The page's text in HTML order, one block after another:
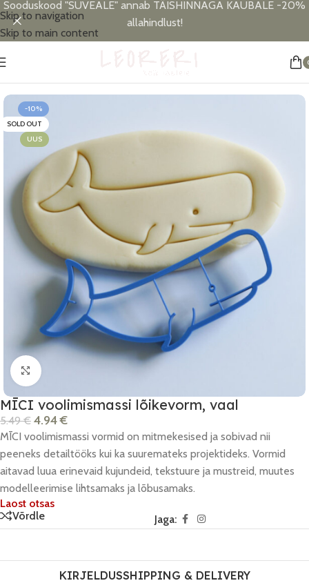
Skip to navigation
Skip to main content
Sooduskood "SUVEALE" annab TÄISHINNAGA KAUBALE -20%
allahindlust!
Esileht
-10%
SOLD OUT
UUS
Click to enlarge
MĪCI voolimismassi lõikevorm, vaal
5.49€ 4.94€
MĪCI voolimismassi vormid on mitmekesised ja sobivad nii
peeneks detailtööks kui ka suuremateks projektideks. Vormid
aitavad luua erinevaid kujundeid, tekstuure ja mustreid, muutes
modelleerimise lihtsamaks ja lõbusamaks.
Laost otsas
Võrdle
Jaga:
KIRJELDUSSHIPPING & DELIVERY